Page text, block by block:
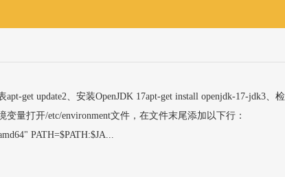
get update2、安装OpenJDK 17apt-get install openjdk-17-jdk3、检
量打开/etc/environment文件，在文件末尾添加以下行：
PATH=$PATH:$JA...